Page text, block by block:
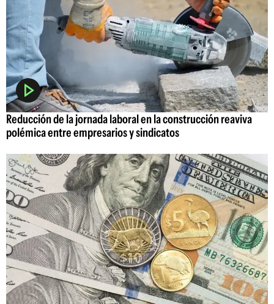
Reducción de la jornada laboral en la construcción reaviva
polémica entre empresarios y sindicatos